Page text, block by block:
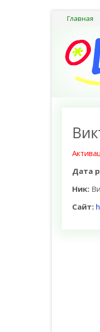
Главная
Дата
Ник:
Сайт: